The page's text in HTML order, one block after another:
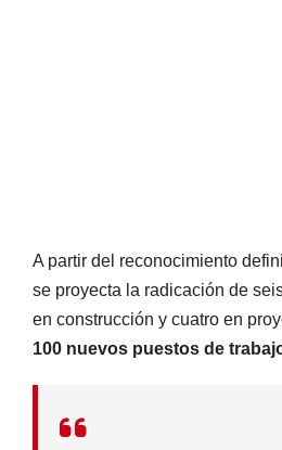
A partir del reconocimiento
se proyecta la radicación de
en construcción y cuatro en
100 nuevos puestos de